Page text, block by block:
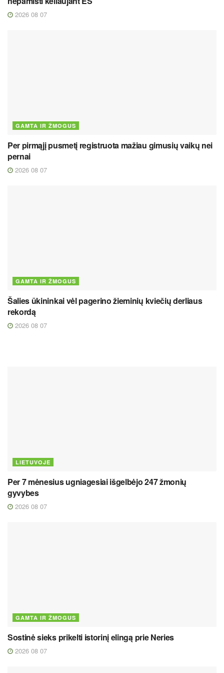
2026 08 07
GAMTA IR ŽMOGUS
Per pirmąjį pusmetį registruota mažiau gimusių vaikų nei
pernai
2026 08 07
GAMTA IR ŽMOGUS
Šalies ūkininkai vėl pagerino žieminių kviečių derliaus
rekordą
2026 08 07
LIETUVOJE
Per 7 mėnesius ugniagesiai išgelbėjo 247 žmonių
gyvybes
2026 08 07
GAMTA IR ŽMOGUS
Sostinė sieks prikelti istorinį elingą prie Neries
2026 08 07